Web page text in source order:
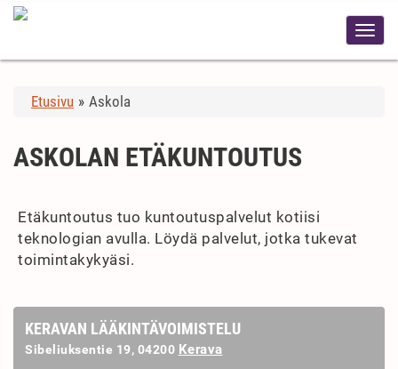
Etusivu » Askola
ASKOLAN ETÄKUNTOUTUS
Etäkuntoutus tuo kuntoutuspalvelut kotiisi
teknologian avulla. Löydä palvelut, jotka tukevat
toimintakykyäsi.
KERAVAN LÄÄKINTÄVOIMISTELU
Sibeliuksentie 19, 04200 Kerava